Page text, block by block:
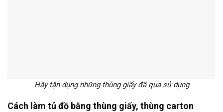
Hãy tận dụng những thùng giấy đã qua sử dụng
Cách làm tủ đồ bằng thùng giấy, thùng carton